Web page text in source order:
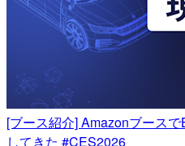
[ブース紹介] Amazonブース
してきた #CES2026